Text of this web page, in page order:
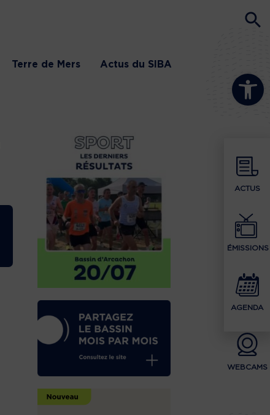
Ouvrir la
ACTUS
ÉMISSIONS
AGENDA
WEBCAMS
Terre de Mers Actus du SIBA